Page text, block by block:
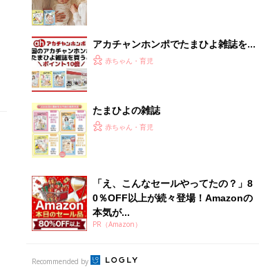
アカチャンホンポでたまひよ雑誌を買
うとポイント10倍【期間限定】
赤ちゃん・育児
たまひよの雑誌
赤ちゃん・育児
「え、こんなセールやってたの？」8
0％OFF以上が続々登場！Amazonの
本気が...
PR（Amazon）
Recommended by